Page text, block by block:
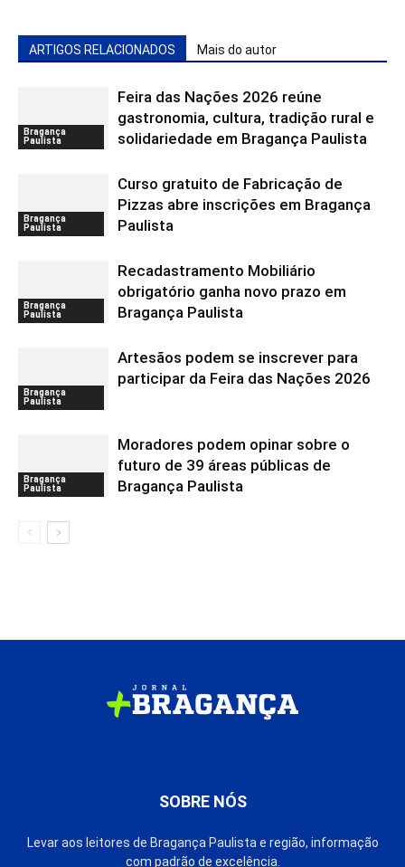
ARTIGOS RELACIONADOS Mais do autor
Bragança
Paulista
Feira das Nações 2026 reúne
gastronomia, cultura, tradição rural e
solidariedade em Bragança Paulista
Bragança
Paulista
Curso gratuito de Fabricação de
Pizzas abre inscrições em Bragança
Paulista
Bragança
Paulista
Recadastramento Mobiliário
obrigatório ganha novo prazo em
Bragança Paulista
Bragança
Paulista
Artesãos podem se inscrever para
participar da Feira das Nações 2026
Bragança
Paulista
Moradores podem opinar sobre o
futuro de 39 áreas públicas de
Bragança Paulista
SOBRE NÓS
Levar aos leitores de Bragança Paulista e região, informação
com padrão de excelência.